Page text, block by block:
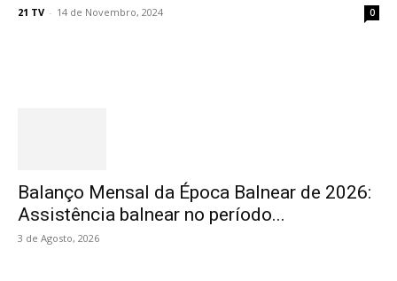
21 TV - 14 de Novembro, 2024 0
Balanço Mensal da Época Balnear de 2026:
Assistência balnear no período...
3 de Agosto, 2026